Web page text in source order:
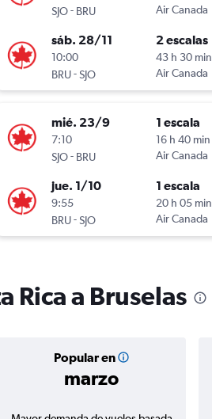
SJO- BRU
Air Canada
sáb. 28/11
10:00
BRU-SJO
2 escalas
43 h 30 min
Air Canada
mié. 23/9
7:10
SJO- BRU
1 escala
16 h 40 min
Air Canada
jue. 1/10
9:55
BRU-SJO
1 escala
20 h 05 min
Air Canada
Rica a Bruselas
Popular en
marzo